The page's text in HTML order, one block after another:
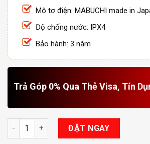
Mô tơ điện: MABUCHI made in
Độ chống nước: IPX4
Bảo hành: 3 năm
Trả Góp 0% Qua Thẻ Visa, Tín
Cửa Hít Tự Động Owin số lượng
ĐẶT NGAY